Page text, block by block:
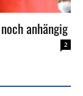
anhängig
2